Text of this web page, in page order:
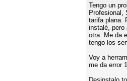
Tengo un
Profesional,
tarifa plana.
instalé, pero
otra. Me da
tengo los
Voy a
me da error